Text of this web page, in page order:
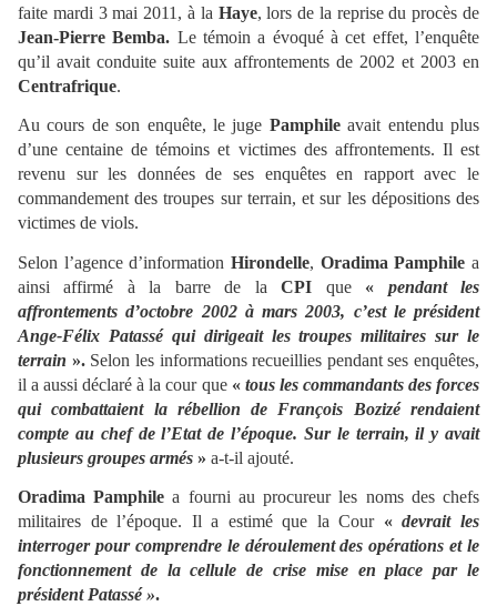
faite mardi 3 mai 2011, à la Haye, lors de la reprise du procès de
Jean-Pierre Bemba. Le témoin a évoqué à cet effet, l’enquête
qu’il avait conduite suite aux affrontements de 2002 et 2003 en
Centrafrique.
Au cours de son enquête, le juge Pamphileavait entendu plus
d’une centaine de témoins et victimes des affrontements. Il est
revenu sur les données de ses enquêtes en rapport avec le
commandement des troupes sur terrain, et sur les dépositions des
victimes de viols.
Selon l’agence d’information Hirondelle, Oradima Pamphile a
ainsi affirmé à la barre de laCPI que « pendant les
affrontements d’octobre 2002 à mars 2003, c’est le président
Ange-Félix Patasséqui dirigeait les troupes militaires sur le
terrain ».Selon les informations recueillies pendant ses enquêtes,
il a aussi déclaré à la cour que « tous les commandants des forces
qui combattaient la rébellion de François Bozizé rendaient
compte au chef de l’Etat de l’époque. Sur le terrain, il y avait
plusieurs groupes armés » a-t-il ajouté.
Oradima Pamphile a fourni au procureur les noms des chefs
militaires de l’époque. Il a estimé que la Cour «devrait les
interroger pour comprendre le déroulement des opérations et le
fonctionnement de la cellule de crise mise en place par le
président Patassé ».